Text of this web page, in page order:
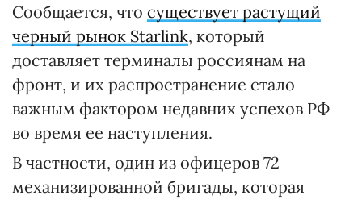
Сообщается, что существует растущий
черный рынок Starlink, который
доставляет терминалы россиянам на
фронт, и их распространение стало
важным фактором недавних успехов РФ
во время ее наступления.
В частности, один из офицеров 72
механизированной бригады, которая